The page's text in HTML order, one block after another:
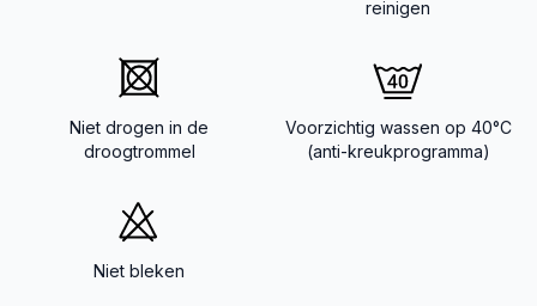
reinigen
Niet drogen in de
droogtrommel
Voorzichtig wassen op 40°C
(anti-kreukprogramma)
Niet bleken